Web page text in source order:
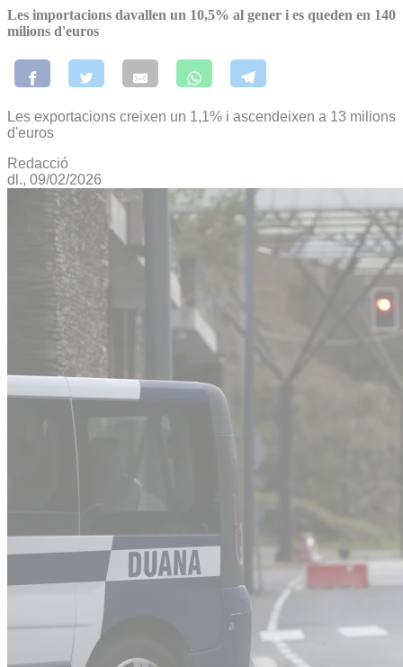
Les importacions davallen un 10,5% al gener i es queden en 140
milions d'euros
Les exportacions creixen un 1,1% i ascendeixen a 13 milions
d'euros
Redacció
dl., 09/02/2026